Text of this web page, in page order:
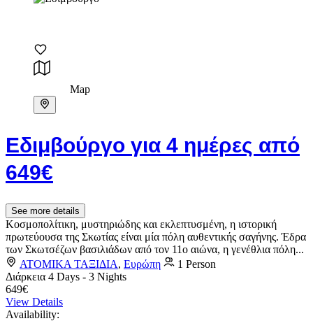
Map
Εδιμβούργο για 4 ημέρες από
649€
See more details
Κοσμοπολίτικη, μυστηριώδης και εκλεπτυσμένη, η ιστορική
πρωτεύουσα της Σκωτίας είναι μία πόλη αυθεντικής σαγήνης. Έδρα
των Σκωτσέζων βασιλιάδων από τον 11ο αιώνα, η γενέθλια πόλη...
ΑΤΟΜΙΚΑ ΤΑΞΙΔΙΑ, Ευρώπη
1 Person
Διάρκεια 4 Days - 3 Nights
649€
View Details
Availability: